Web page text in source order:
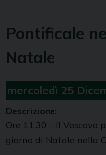
Pontificale
Natale
mercoledì 25
Descrizione:
Ore 11.30 – Il Vescovo
giorno di Natale nella